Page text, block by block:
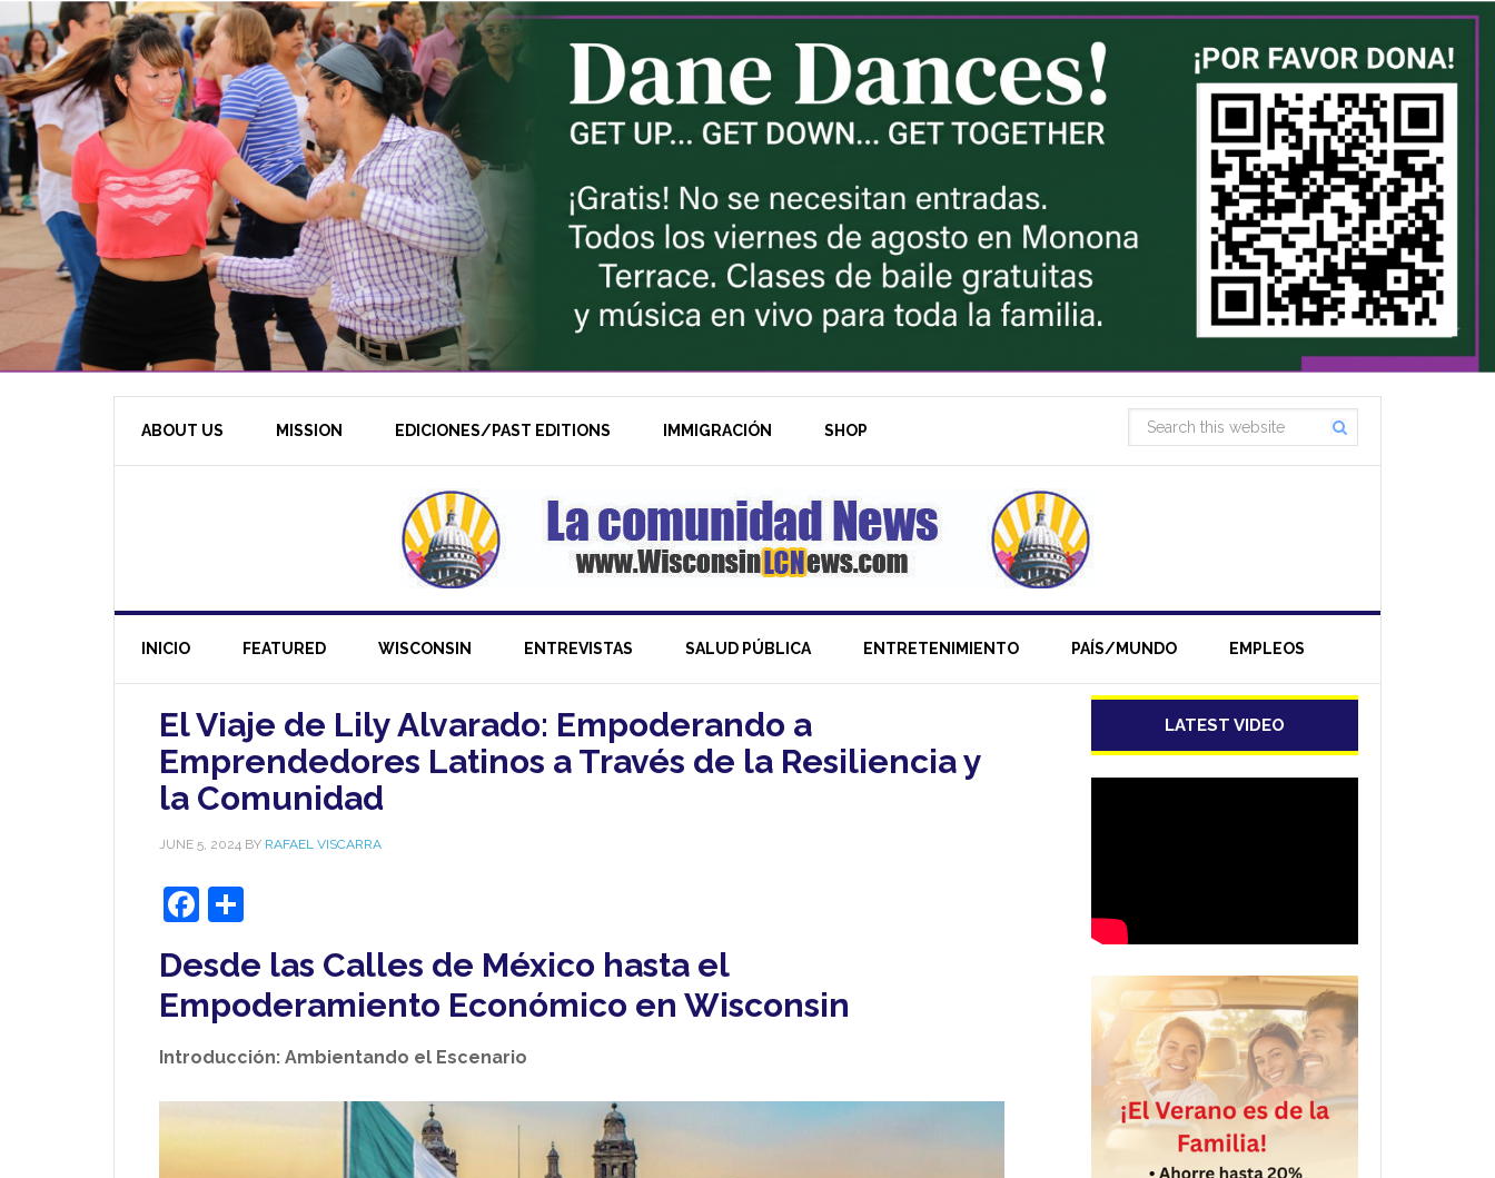
ABOUT US MISSION EDICIONES/PAST EDITIONS IMMIGRACIÓN SHOP
INICIO FEATURED WISCONSIN ENTREVISTAS SALUD PÚBLICA ENTRETENIMIENTO PAÍS/MUNDO EMPLEOS
El Viaje de Lily Alvarado: Empoderando a
Emprendedores Latinos a Través de la Resiliencia y
la Comunidad
JUNE 5, 2024 BY RAFAEL VISCARRA
Facebook
Desde las Calles de México hasta el
Empoderamiento Económico en Wisconsin
Introducción: Ambientando el Escenario
LATEST VIDEO